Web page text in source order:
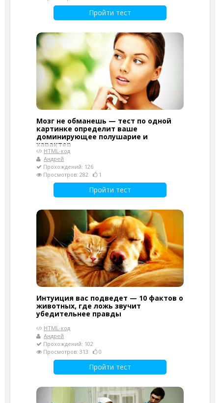
Пройти тест
Мозг не обманешь — тест по одной
картинке определит ваше
доминирующее полушарие и
характер
HTML-код
Андрей
Прохождений: 126
Просмотров: 282
1
Пройти тест
Интуиция вас подведет — 10 фактов о
животных, где ложь звучит
убедительнее правды
HTML-код
Андрей
Прохождений: 102
Просмотров: 313
0
Пройти тест